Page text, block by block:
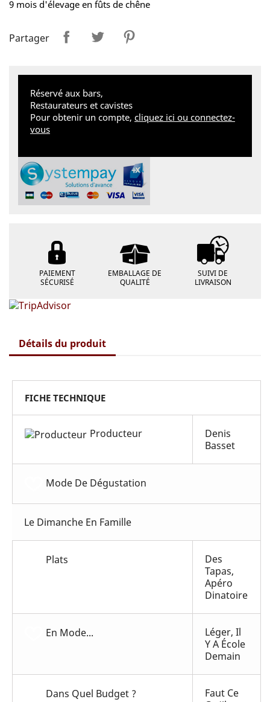
9 mois d'élevage en fûts de chêne
Partager
Réservé aux bars,
Restaurateurs et cavistes
Pour obtenir un compte, cliquez ici ou connectez-
vous
PAIEMENT
SÉCURISÉ
EMBALLAGE DE
QUALITÉ
SUIVI DE
LIVRAISON
Détails du produit
FICHE TECHNIQUE
Producteur
Denis
Basset
Mode De Dégustation
Le Dimanche En Famille
Plats
Des
Tapas,
Apéro
Dinatoire
En Mode...
Léger, Il
Y A École
Demain
Dans Quel Budget ?
Faut Ce